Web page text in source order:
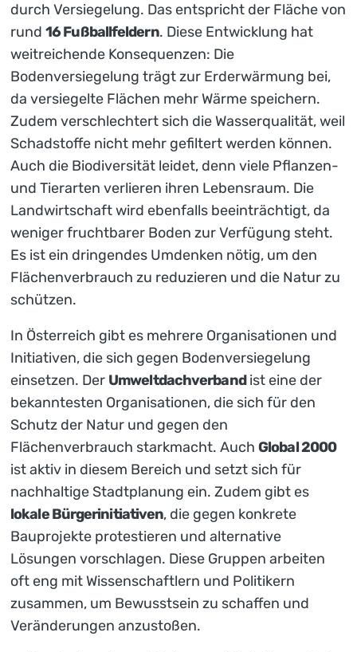
durch Versiegelung. Das entspricht der Fläche von
rund 16 Fußballfeldern. Diese Entwicklung hat
weitreichende Konsequenzen: Die
Bodenversiegelung trägt zur Erderwärmung bei,
da versiegelte Flächen mehr Wärme speichern.
Zudem verschlechtert sich die Wasserqualität, weil
Schadstoffe nicht mehr gefiltert werden können.
Auch die Biodiversität leidet, denn viele Pflanzen-
und Tierarten verlieren ihren Lebensraum. Die
Landwirtschaft wird ebenfalls beeinträchtigt, da
weniger fruchtbarer Boden zur Verfügung steht.
Es ist ein dringendes Umdenken nötig, um den
Flächenverbrauch zu reduzieren und die Natur zu
schützen.
In Österreich gibt es mehrere Organisationen und
Initiativen, die sich gegen Bodenversiegelung
einsetzen. Der Umweltdachverbandist eine der
bekanntesten Organisationen, die sich für den
Schutz der Natur und gegen den
Flächenverbrauch starkmacht. Auch Global 2000
ist aktiv in diesem Bereich und setzt sich für
nachhaltige Stadtplanung ein. Zudem gibt es
lokale Bürgerinitiativen, die gegen konkrete
Bauprojekte protestieren und alternative
Lösungen vorschlagen. Diese Gruppen arbeiten
oft eng mit Wissenschaftlern und Politikern
zusammen, um Bewusstsein zu schaffen und
Veränderungen anzustoßen.